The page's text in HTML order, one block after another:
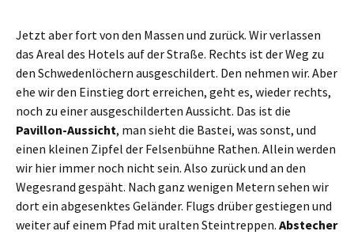
Jetzt aber fort von den Massen und zurück. Wir verlassen
das Areal des Hotels auf der Straße. Rechts ist der Weg zu
den Schwedenlöchern ausgeschildert. Den nehmen wir. Aber
ehe wir den Einstieg dort erreichen, geht es, wieder rechts,
noch zu einer ausgeschilderten Aussicht. Das ist die
Pavillon-Aussicht, man sieht die Bastei, was sonst, und
einen kleinen Zipfel der Felsenbühne Rathen. Allein werden
wir hier immer noch nicht sein. Also zurück und an den
Wegesrand gespäht. Nach ganz wenigen Metern sehen wir
dort ein abgesenktes Geländer. Flugs drüber gestiegen und
weiter auf einem Pfad mit uralten Steintreppen. Abstecher